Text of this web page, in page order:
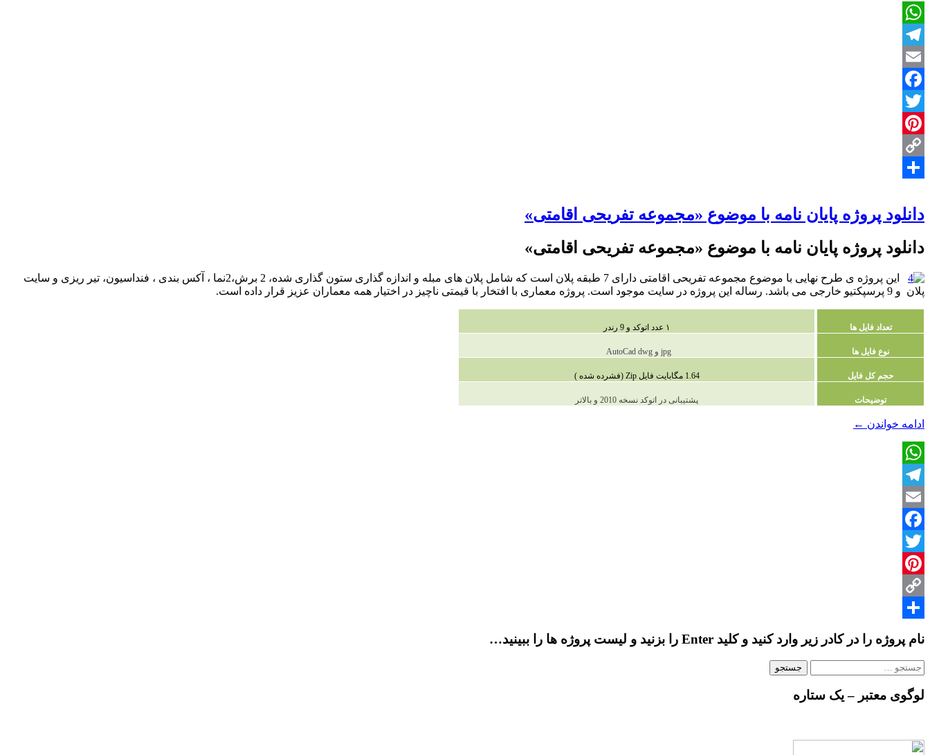
WhatsApp
Telegram
Email
Facebook
Twitter
Pinterest
Copy
دانلود پروژه پایان نامه با موضوع «مجموعه تفریحی اقامتی»
دانلود پروژه پایان نامه با موضوع «مجموعه تفریحی اقامتی»
این پروژه ی طرح نهایی با موضوع مجموعه تفریحی اقامتی دارای 7 طبقه پلان است که شامل پلان های مبله و اندازه گذاری ستون گذاری شده، 2 برش،2نما ، آکس بندی ، فنداسیون، تیر ریزی و سایت
پلان و 9 پرسپکتیو خارجی می باشد. رساله این پروژه در سایت موجود است. پروژه معماری با افتخار با قیمتی ناچیز در اختیار همه معماران عزیز قرار داده است.
تعداد فایل ها ۱ عدد اتوکد و 9 رندر
نوع فایل ها AutoCad dwg و jpg
حجم کل فایل 1.64 مگابایت فایل Zip (فشرده شده )
توضیحات پشتیبانی در اتوکد نسخه 2010 و بالاتر
ادامه خواندن دانلود
←
WhatsApp
Telegram
Email
Facebook
Twitter
Pinterest
Copy
نام پروژه را در کادر زیر وارد کنید و کلید Enter را بزنید و لیست پروژه ها را ببینید…
جستجو
برای:
لوگوی معتبر – یک ستاره